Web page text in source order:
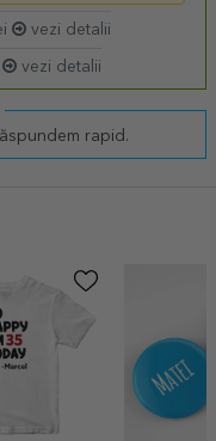
vezi detalii
vezi detalii
rapid.